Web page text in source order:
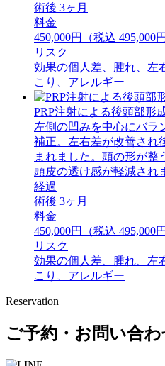
術後 3ヶ月
料金
450,000円（税込 495,000円
リスク
効果の個人差、腫れ、左
こり、アレルギー
PRP注射による後頭部形
左側の凹みを中心にバラ
補正。左右差が改善され
まれました。頭の形が整
頭皮の透け感が軽減さ
経過
術後 3ヶ月
料金
450,000円（税込 495,000円
リスク
効果の個人差、腫れ、左
こり、アレルギー
Reservation
ご予約・お問い合わ